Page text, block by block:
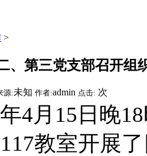
>
、第三党支部召开组
源:未知 作者:admin 点击: 次
月15日晚18
教室开展